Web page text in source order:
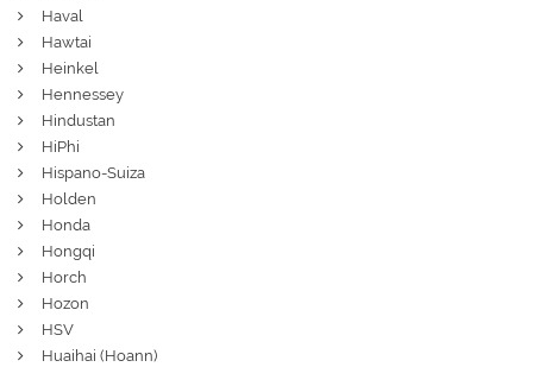
Haval
Hawtai
Heinkel
Hennessey
Hindustan
HiPhi
Hispano-Suiza
Holden
Honda
Hongqi
Horch
Hozon
HSV
Huaihai (Hoann)